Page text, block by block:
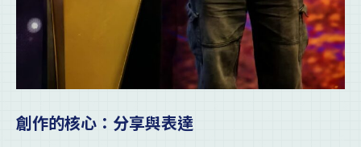
創作的核心：分享與表達